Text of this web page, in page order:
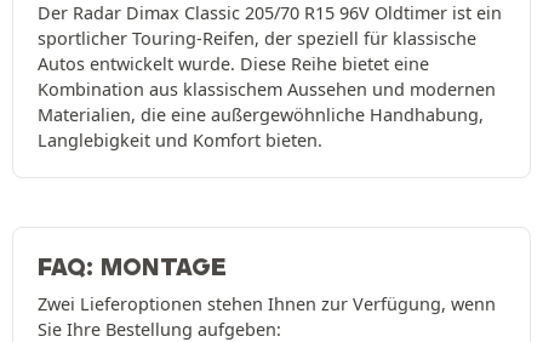
Der Radar Dimax Classic 205/70 R15 96V Oldtimer ist ein
sportlicher Touring-Reifen, der speziell für klassische
Autos entwickelt wurde. Diese Reihe bietet eine
Kombination aus klassischem Aussehen und modernen
Materialien, die eine außergewöhnliche Handhabung,
Langlebigkeit und Komfort bieten.
FAQ: MONTAGE
Zwei Lieferoptionen stehen Ihnen zur Verfügung, wenn
Sie Ihre Bestellung aufgeben: